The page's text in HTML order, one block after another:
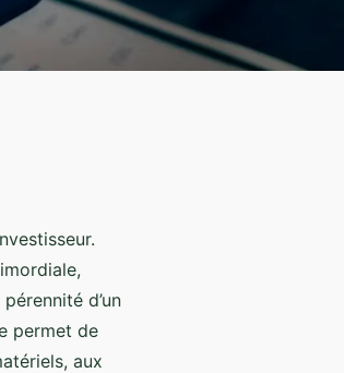
d’un
permet de
aux